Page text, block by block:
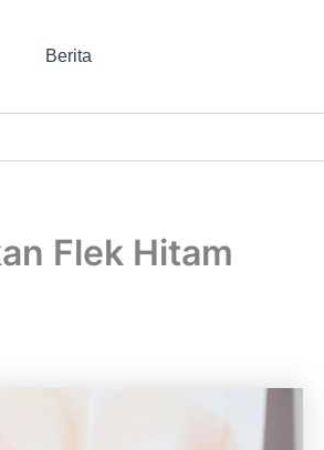
Berita
Flek Hitam